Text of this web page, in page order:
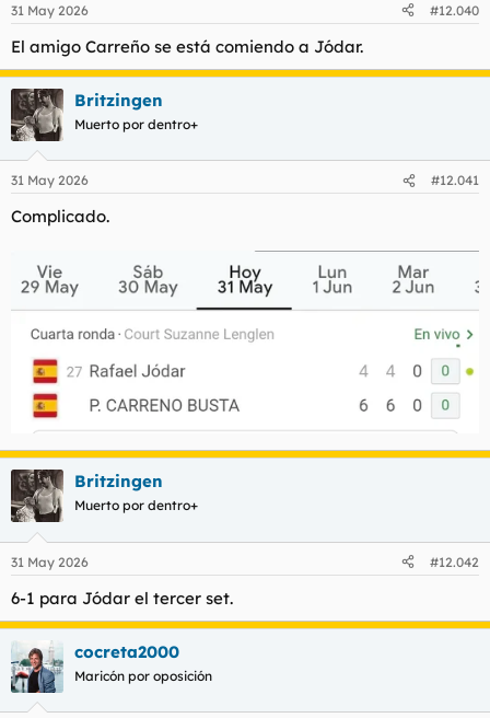
31 May 2026 #12.040
El amigo Carreño se está comiendo a Jódar.
Britzingen
Muerto por dentro+
31 May 2026 #12.041
Complicado.
Britzingen
Muerto por dentro+
31 May 2026 #12.042
6-1 para Jódar el tercer set.
cocreta2000
Maricón por oposición